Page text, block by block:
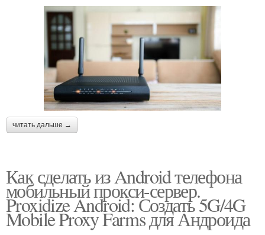
читать дальше →
Как сделать из Android телефона
мобильный прокси-сервер.
Proxidize Android: Создать 5G/4G
Mobile Proxy Farms для Андроида